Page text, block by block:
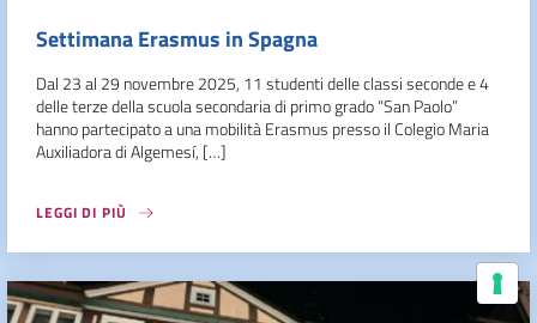
Settimana Erasmus in Spagna
Dal 23 al 29 novembre 2025, 11 studenti delle classi seconde e 4
delle terze della scuola secondaria di primo grado “San Paolo”
hanno partecipato a una mobilità Erasmus presso il Colegio Maria
Auxiliadora di Algemesí, […]
LEGGI DI PIÙ
Le